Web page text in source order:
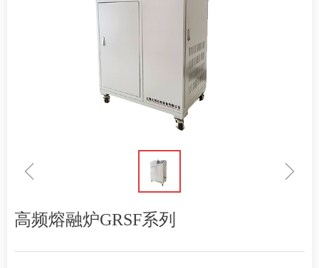
高频熔融炉GRSF系列
ꁆ ꁇ